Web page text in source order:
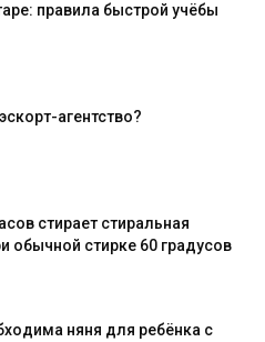
правила быстрой учёбы
агентство?
стирает стиральная
обычной стирке 60 градусов
няня для ребёнка с